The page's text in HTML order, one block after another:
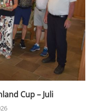
Cup – Juli